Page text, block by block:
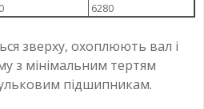
6280
зверху, охоплюють вал і
з мінімальним тертям
підшипникам.